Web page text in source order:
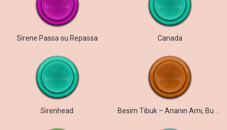
Sirene Passa ou Repassa Canada
Sirenhead